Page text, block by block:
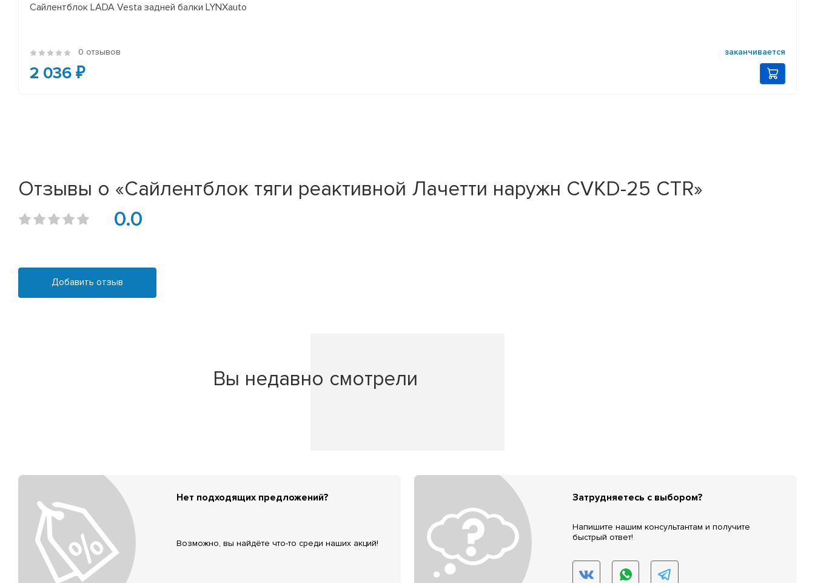
Сайлентблок LADA Vesta задней балки LYNXauto
0 отзывов заканчивается
2 036 ₽
Отзывы о «Сайлентблок тяги реактивной Лачетти наружн CVKD-25 CTR»
0.0
Добавить отзыв
Вы недавно смотрели
Нет подходящих предложений?
Возможно, вы найдёте что-то среди наших акций!
Затрудняетесь с выбором?
Напишите нашим консультантам и получите
быстрый ответ!